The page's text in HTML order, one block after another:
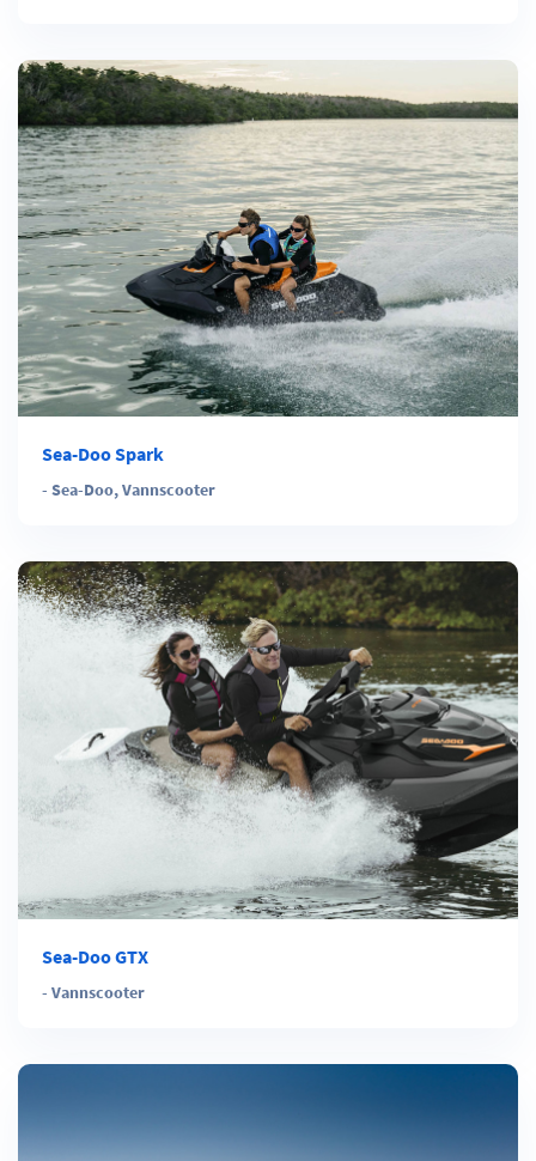
Sea-Doo Spark
- Sea-Doo,Vannscooter
Sea-Doo GTX
- Vannscooter